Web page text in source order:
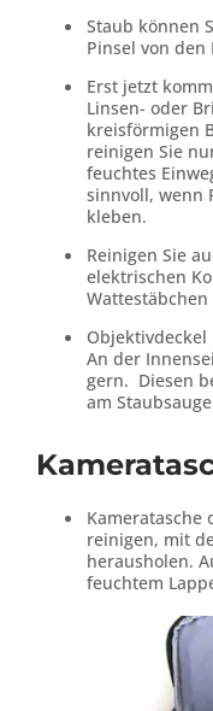
Staub können
Pinsel von
Erst jetzt
Linsen- oder
kreisförmigen
reinigen Sie
feuchtes
sinnvoll, wenn
kleben.
Reinigen Sie
elektrischen
An der
gern. Diesen
am
Kameratasche
reinigen, mit
herausholen.
feuchtem